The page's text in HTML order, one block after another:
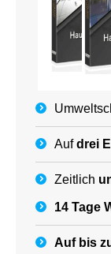
Aufdrei
Zeitlich
14 Tage
Auf bis